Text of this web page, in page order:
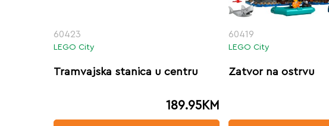
60423
LEGO City
Tramvajska stanica u centru
189.95KM
60419
LEGO City
Zatvor na ostrvu